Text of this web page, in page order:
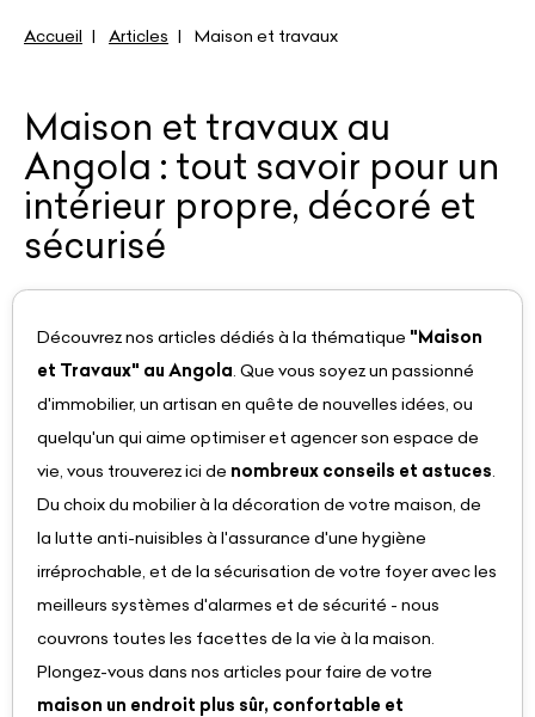
Accueil Articles Maison et travaux
Maison et travaux au
Angola : tout savoir pour un
intérieur propre, décoré et
sécurisé
Découvrez nos articles dédiés à la thématique "Maison
et Travaux" au Angola. Que vous soyez un passionné
d'immobilier, un artisan en quête de nouvelles idées, ou
quelqu'un qui aime optimiser et agencer son espace de
vie, vous trouverez ici de nombreux conseils et astuces.
Du choix du mobilier à la décoration de votre maison, de
la lutte anti-nuisibles à l'assurance d'une hygiène
irréprochable, et de la sécurisation de votre foyer avec les
meilleurs systèmes d'alarmes et de sécurité - nous
couvrons toutes les facettes de la vie à la maison.
Plongez-vous dans nos articles pour faire de votre
maison un endroit plus sûr, confortable et